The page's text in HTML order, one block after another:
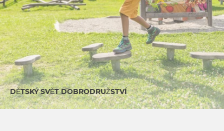
DĚTSKÝ SVĚT DOBRODRUŽSTVÍ